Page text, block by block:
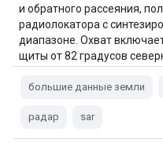
и обратного рассеяния,
радиолокатора с
диапазоне. Охват
щиты от 82 градусов
многовременных…
большие данные земли
радар sar